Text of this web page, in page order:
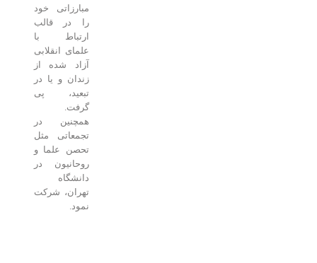
مبارزاتی خود
را در قالب
ارتباط با
علمای انقلابی
آزاد شده از
زندان و یا در
تبعید، پی
همچنین در
تجمعاتی مثل
تحصن علما و
روحانیون در
دانشگاه
تهران، شرکت